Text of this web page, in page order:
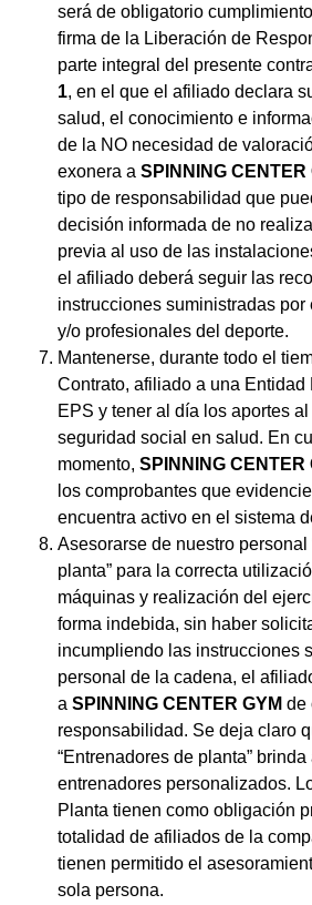
será de obligatorio
firma de la Liberación de
parte integral del presente
1, en el que el afiliado declara
salud, el conocimiento e
de la NO necesidad de
exonera a SPINNING CENTER
tipo de responsabilidad que
decisión informada de no
previa al uso de las
el afiliado deberá seguir las
instrucciones suministradas por
y/o profesionales del deporte.
Mantenerse, durante todo el
Contrato, afiliado a una Entidad
EPS y tener al día los aportes
seguridad social en salud. En
momento, SPINNING CENTER
los comprobantes que
encuentra activo en el sistema
Asesorarse de nuestro personal
planta” para la correcta
máquinas y realización del
forma indebida, sin haber
incumpliendo las instrucciones
personal de la cadena, el
a SPINNING CENTER GYM de
responsabilidad. Se deja claro
“Entrenadores de planta”
entrenadores personalizados.
Planta tienen como obligación
totalidad de afiliados de la
tienen permitido el
sola persona.